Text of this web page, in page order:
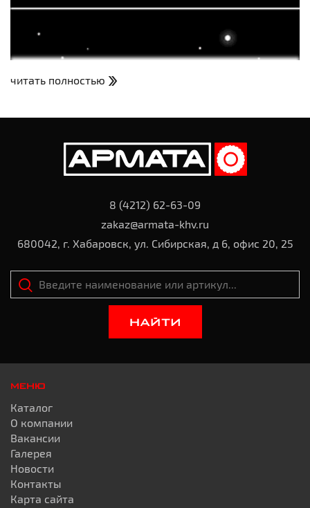
читать полностью
8 (4212) 62-63-09
zakaz@armata-khv.ru
680042, г. Хабаровск, ул. Сибирская, д 6, офис 20, 25
НАЙТИ
МЕНЮ
Каталог
О компании
Вакансии
Галерея
Новости
Контакты
Карта сайта